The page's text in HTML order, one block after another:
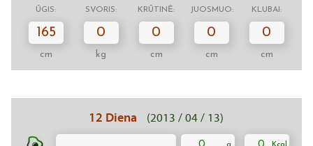
ŪGIS: SVORIS: KRŪTINĖ: JUOSMUO: KLUBAI:
165
cm
0
kg
0
cm
0
cm
0
cm
12 Diena (2013 / 04 / 13)